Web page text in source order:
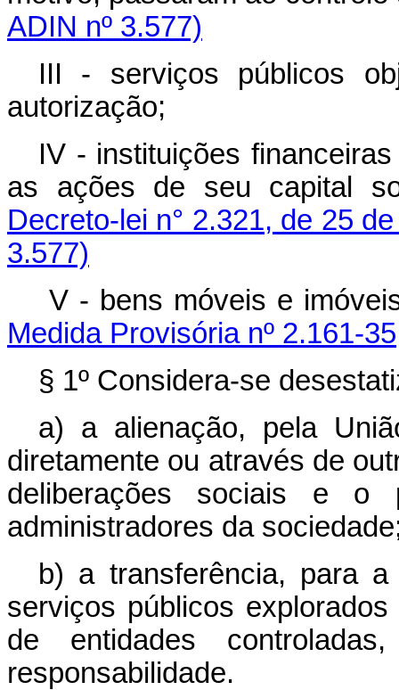
ADIN nº 3.577)
III - serviços públicos
autorização;
IV - instituições
as ações de seu capital
Decreto-lei n° 2.321, de 25
3.577)
V - bens móveis e
Medida Provisória nº 2.161-
§ 1º Considera-se
a) a alienação, pela
diretamente ou através de
deliberações sociais e
administradores da
b) a transferência, para
serviços públicos
de entidades
responsabilidade.